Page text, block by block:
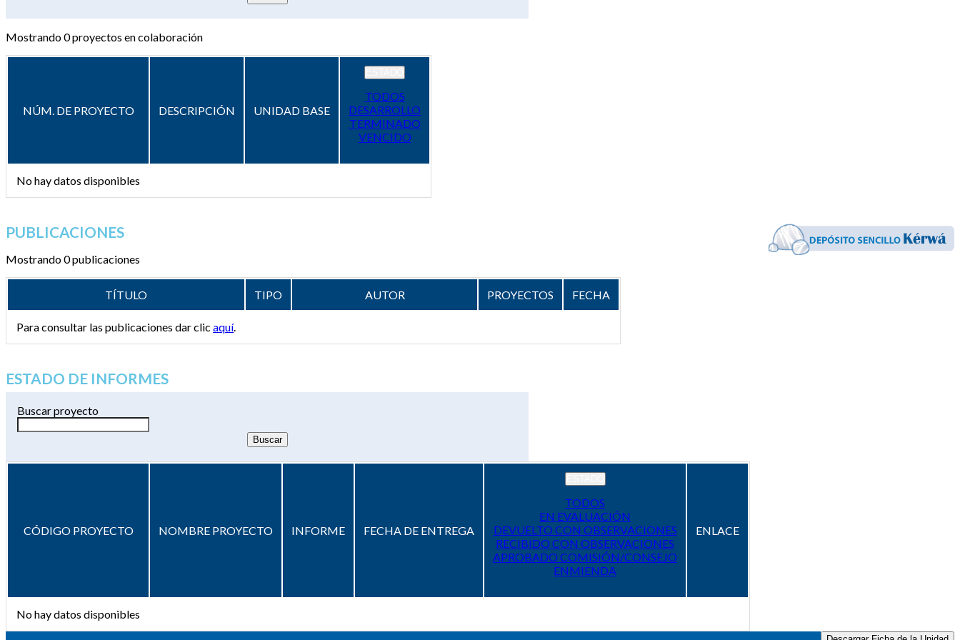
Mostrando0proyectos en colaboración
NÚM. DE PROYECTO DESCRIPCIÓN UNIDAD BASE
TODOS
DESARROLLO
TERMINADO
VENCIDO
No hay datos disponibles
PUBLICACIONES
Mostrando 0 publicaciones
TÍTULO TIPO AUTOR PROYECTOS FECHA
Para consultar las publicaciones dar clic aquí.
ESTADO DE INFORMES
Buscar proyecto
CÓDIGO PROYECTO NOMBRE PROYECTO INFORME FECHA DE ENTREGA
TODOS
EN EVALUACIÓN
DEVUELTO CON OBSERVACIONES
RECIBIDO CON OBSERVACIONES
APROBADO COMISIÓN/CONSEJO
ENMIENDA
ENLACE
No hay datos disponibles